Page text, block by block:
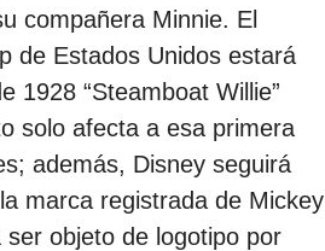
compañera Minnie. El
de Estados Unidos estará
1928 “Steamboat Willie”
solo afecta a esa primera
además, Disney seguirá
marca registrada de Mickey
objeto de logotipo por